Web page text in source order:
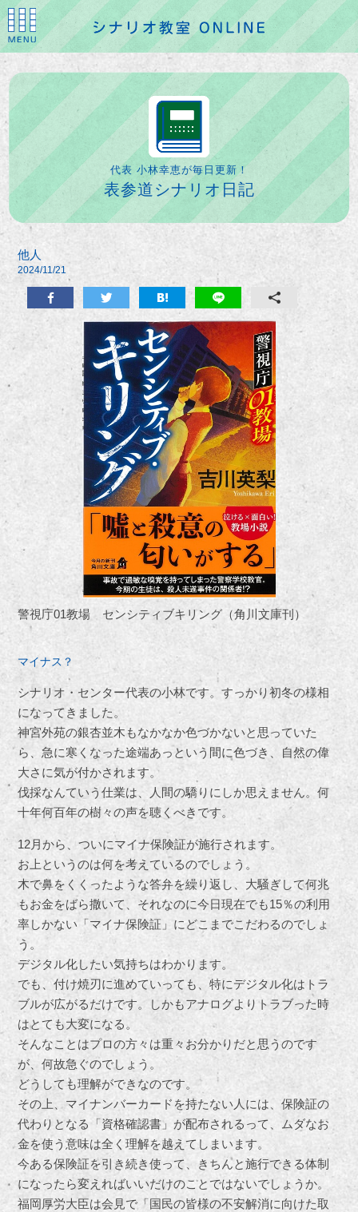
代表 小林幸恵が毎日更新！
表参道シナリオ日記
他人
2024/11/21
警視庁01教場 センシティブキリング（角川文庫刊）
マイナス？
シナリオ・センター代表の小林です。すっかり初冬の様相
になってきました。
神宮外苑の銀杏並木もなかなか色づかないと思っていた
ら、急に寒くなった途端あっという間に色づき、自然の偉
大さに気が付かされます。
伐採なんていう仕業は、人間の驕りにしか思えません。何
十年何百年の樹々の声を聴くべきです。
12月から、ついにマイナ保険証が施行されます。
お上というのは何を考えているのでしょう。
木で鼻をくくったような答弁を繰り返し、大騒ぎして何兆
もお金をばら撒いて、それなのに今日現在でも15％の利用
率しかない「マイナ保険証」にどこまでこだわるのでしょ
う。
デジタル化したい気持ちはわかります。
でも、付け焼刃に進めていっても、特にデジタル化はトラ
ブルが広がるだけです。しかもアナログよりトラブった時
はとても大変になる。
そんなことはプロの方々は重々お分かりだと思うのです
が、何故急ぐのでしょう。
どうしても理解ができなのです。
その上、マイナンバーカードを持たない人には、保険証の
代わりとなる「資格確認書」が配布されるって、ムダなお
金を使う意味は全く理解を越えてしまいます。
今ある保険証を引き続き使って、きちんと施行できる体制
になったら変えればいいだけのことではないでしょうか。
福岡厚労大臣は会見で「国民の皆様の不安解消に向けた取